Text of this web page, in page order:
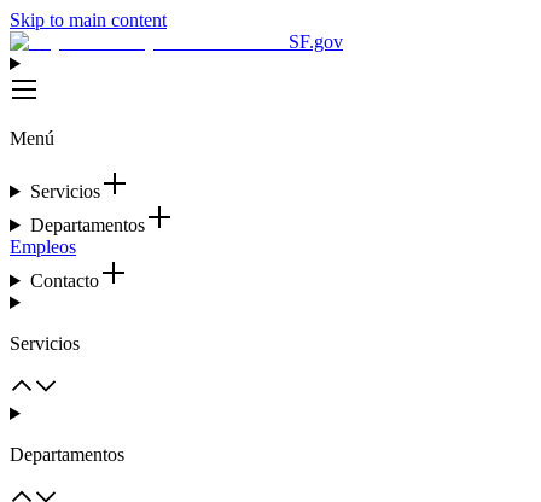
Skip to main content
SF.gov
Menú
Servicios
Departamentos
Empleos
Contacto
Servicios
Departamentos